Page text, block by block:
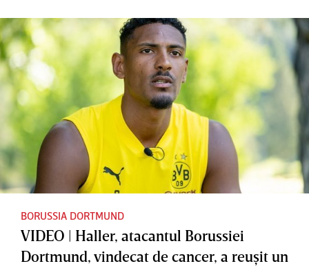
BORUSSIA DORTMUND
VIDEO | Haller, atacantul Borussiei
Dortmund, vindecat de cancer, a reuşit un